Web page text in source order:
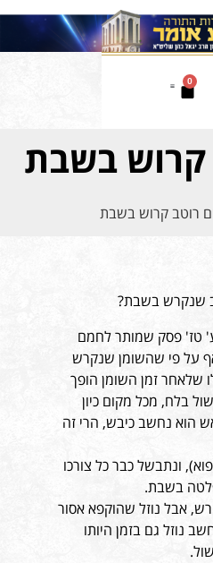
0
קרוש בשבת
רוטב קרוש בשבת
שנקרש בשבת?
טז' פסק שמותר לחמם
על פי שהשומן שנקרש
שלאחר זמן השומן הופך
בלח, מכל מקום כיון
הוא נחשב כיבש, הרי זה
ונתבשל כבר כל צורכו
בשבת.
אבל נוזל שהוקפא אסור
נוזל גם בזמן היותו